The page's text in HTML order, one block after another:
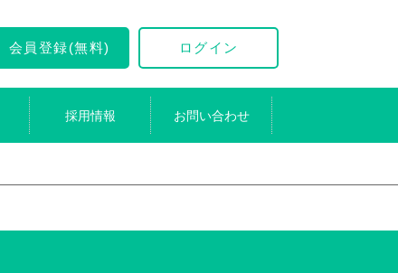
会員登録(無料) ログイン
採用情報 お問い合わせ